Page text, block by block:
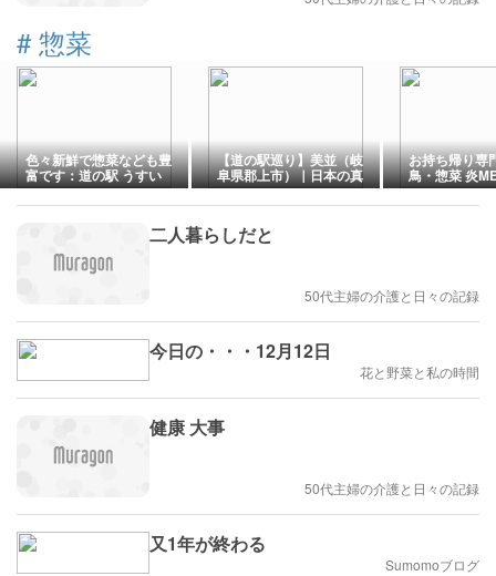
# 惣菜
色々新鮮で惣菜なども豊
富です：道の駅 うすい
（福岡県嘉麻市上臼井）
【道の駅巡り】美並（岐
阜県郡上市）｜日本の真
ん中、郡上の玄関口
お持ち帰り専
鳥・惣菜 炎
キホーテ函館
二人暮らしだと
50代主婦の介護と日々の記録
今日の・・・12月12日
花と野菜と私の時間
健康 大事
50代主婦の介護と日々の記録
又1年が終わる
Sumomoブログ